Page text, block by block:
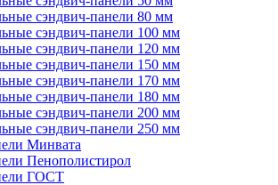
сэндвич-панели 80 мм
сэндвич-панели 100 мм
сэндвич-панели 120 мм
сэндвич-панели 150 мм
сэндвич-панели 170 мм
сэндвич-панели 180 мм
сэндвич-панели 200 мм
сэндвич-панели 250 мм
Минвата
Пенополистирол
ГОСТ